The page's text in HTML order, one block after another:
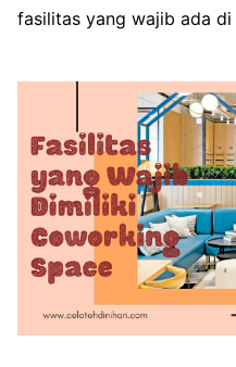
fasilitas yang wajib ada